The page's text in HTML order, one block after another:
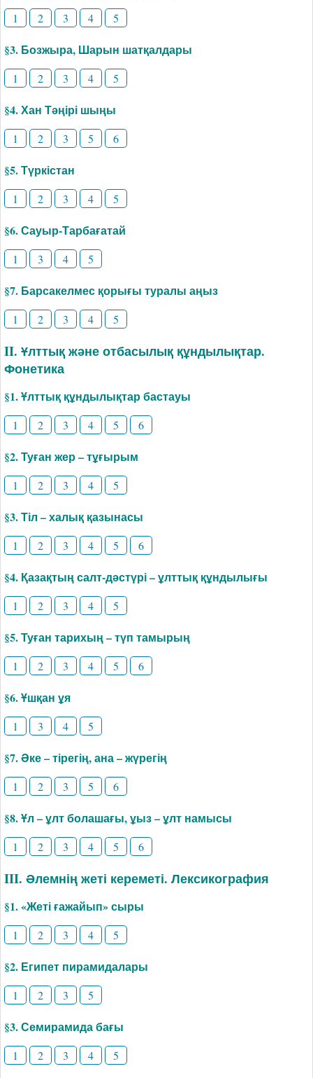
1 2 3 4 5
§3. Бозжыра, Шарын шатқалдары
1 2 3 4 5
§4. Хан Тәңірі шыңы
1 2 3 5 6
§5. Түркістан
1 2 3 4 5
§6. Сауыр-Тарбағатай
1 3 4 5
§7. Барсакелмес қорығы туралы аңыз
1 2 3 4 5
II. Ұлттық және отбасылық құндылықтар.
Фонетика
§1. Ұлттық құндылықтар бастауы
1 2 3 4 5 6
§2. Туған жер – тұғырым
1 2 3 4 5
§3. Тіл – халық қазынасы
1 2 3 4 5 6
§4. Қазақтың салт-дәстүрі – ұлттық құндылығы
1 2 3 4 5
§5. Туған тарихың – түп тамырың
1 2 3 4 5 6
§6. Ұшқан ұя
1 3 4 5
§7. Әке – тірегің, ана – жүрегің
1 2 3 5 6
§8. Ұл – ұлт болашағы, ұыз – ұлт намысы
1 2 3 4 5 6
III. Әлемнің жеті кереметі. Лексикография
§1. «­Жеті ғажайып» сыры
1 2 3 4 5
§2. Египет пирамидалары
1 2 3 5
§3. Семирамида бағы
1 2 3 4 5